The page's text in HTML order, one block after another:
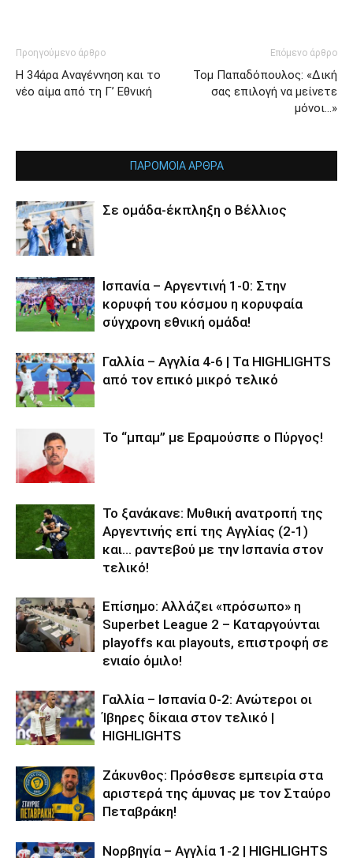
Προηγούμενο άρθρο
Η 34άρα Αναγέννηση και το
νέο αίμα από τη Γ’ Εθνική
Επόμενο άρθρο
Τομ Παπαδόπουλος: «Δική
σας επιλογή να μείνετε
μόνοι…»
ΠΑΡΟΜΟΙΑ ΑΡΘΡΑ
Σε ομάδα-έκπληξη ο Βέλλιος
Ισπανία – Αργεντινή 1-0: Στην
κορυφή του κόσμου η κορυφαία
σύγχρονη εθνική ομάδα!
Γαλλία – Αγγλία 4-6 | Τα HIGHLIGHTS
από τον επικό μικρό τελικό
Το “μπαμ” με Εραμούσπε ο Πύργος!
Το ξανάκανε: Μυθική ανατροπή της
Αργεντινής επί της Αγγλίας (2-1)
και… ραντεβού με την Ισπανία στον
τελικό!
Επίσημο: Αλλάζει «πρόσωπο» η
Superbet League 2 – Καταργούνται
playoffs και playouts, επιστροφή σε
ενιαίο όμιλο!
Γαλλία – Ισπανία 0-2: Ανώτεροι οι
Ίβηρες δίκαια στον τελικό |
HIGHLIGHTS
Ζάκυνθος: Πρόσθεσε εμπειρία στα
αριστερά της άμυνας με τον Σταύρο
Πεταβράκη!
Νορβηγία – Αγγλία 1-2 | HIGHLIGHTS